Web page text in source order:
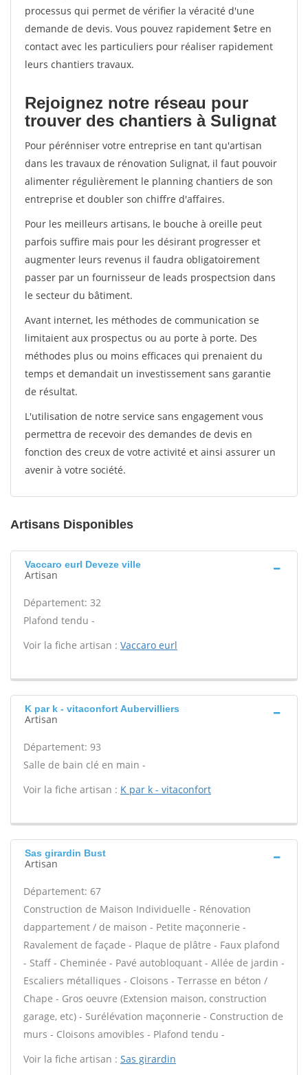
processus qui permet de vérifier la véracité d'une
demande de devis. Vous pouvez rapidement $etre en
contact avec les particuliers pour réaliser rapidement
leurs chantiers travaux.
Rejoignez notre réseau pour
trouver des chantiers à Sulignat
Pour pérénniser votre entreprise en tant qu'artisan
dans les travaux de rénovation Sulignat, il faut pouvoir
alimenter régulièrement le planning chantiers de son
entreprise et doubler son chiffre d'affaires.
Pour les meilleurs artisans, le bouche à oreille peut
parfois suffire mais pour les désirant progresser et
augmenter leurs revenus il faudra obligatoirement
passer par un fournisseur de leads prospectsion dans
le secteur du bâtiment.
Avant internet, les méthodes de communication se
limitaient aux prospectus ou au porte à porte. Des
méthodes plus ou moins efficaces qui prenaient du
temps et demandait un investissement sans garantie
de résultat.
L'utilisation de notre service sans engagement vous
permettra de recevoir des demandes de devis en
fonction des creux de votre activité et ainsi assurer un
avenir à votre société.
Artisans Disponibles
Vaccaro eurl Deveze ville
Artisan
Département: 32
Plafond tendu -
Voir la fiche artisan : Vaccaro eurl
K par k - vitaconfort Aubervilliers
Artisan
Département: 93
Salle de bain clé en main -
Voir la fiche artisan : K par k - vitaconfort
Sas girardin Bust
Artisan
Département: 67
Construction de Maison Individuelle - Rénovation
dappartement / de maison - Petite maçonnerie -
Ravalement de façade - Plaque de plâtre - Faux plafond
- Staff - Cheminée - Pavé autobloquant - Allée de jardin -
Escaliers métalliques - Cloisons - Terrasse en béton /
Chape - Gros oeuvre (Extension maison, construction
garage, etc) - Surélévation maçonnerie - Construction de
murs - Cloisons amovibles - Plafond tendu -
Voir la fiche artisan : Sas girardin